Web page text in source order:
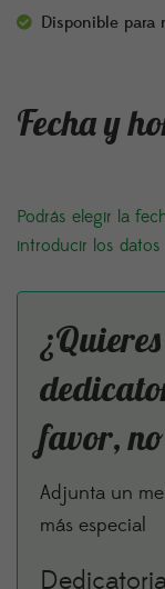
Disponible para
Fecha y
Podrás elegir la
introducir los
favor,
Adjunta un
más especial